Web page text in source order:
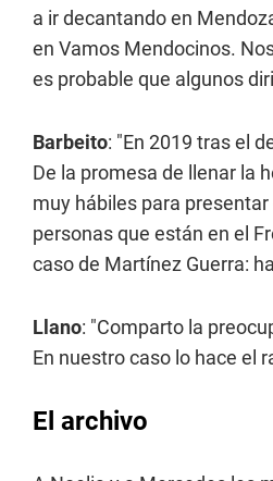
a ir decantando en
en Vamos Mendocinos.
es probable que algunos
Barbeito: "En 2019 tras el
De la promesa de llenar la
muy hábiles para
personas que están en el
caso de Martínez Guerra:
Llano: "Comparto la
En nuestro caso lo hace el
El archivo